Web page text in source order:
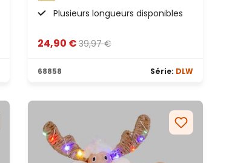
Plusieurs longueurs disponibles
24,90 €39,97 €
68858 Série: DLW